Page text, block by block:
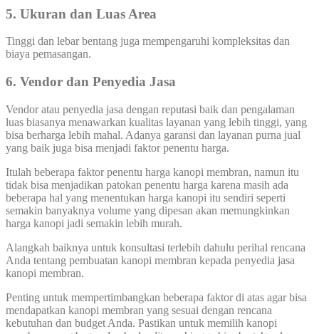
5. Ukuran dan Luas Area
Tinggi dan lebar bentang juga mempengaruhi kompleksitas dan
biaya pemasangan.
6. Vendor dan Penyedia Jasa
Vendor atau penyedia jasa dengan reputasi baik dan pengalaman
luas biasanya menawarkan kualitas layanan yang lebih tinggi, yang
bisa berharga lebih mahal. Adanya garansi dan layanan purna jual
yang baik juga bisa menjadi faktor penentu harga.
Itulah beberapa faktor penentu harga kanopi membran, namun itu
tidak bisa menjadikan patokan penentu harga karena masih ada
beberapa hal yang menentukan harga kanopi itu sendiri seperti
semakin banyaknya volume yang dipesan akan memungkinkan
harga kanopi jadi semakin lebih murah.
Alangkah baiknya untuk konsultasi terlebih dahulu perihal rencana
Anda tentang pembuatan kanopi membran kepada penyedia jasa
kanopi membran.
Penting untuk mempertimbangkan beberapa faktor di atas agar bisa
mendapatkan kanopi membran yang sesuai dengan rencana
kebutuhan dan budget Anda. Pastikan untuk memilih kanopi